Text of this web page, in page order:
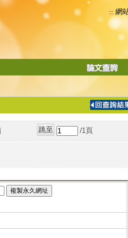
::: 網
導
/1 頁
複製永久網址